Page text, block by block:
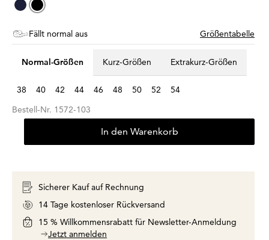
Fällt normal aus Größentabelle
Normal-Größen Kurz-Größen Extrakurz-Größen
38 40 42 44 46 48 50 52
54
Bestell-Nr. 1572-103
In den Warenkorb
Sicherer Kauf auf Rechnung
14 Tage kostenloser Rückversand
15 % Willkommensrabatt für Newsletter-Anmeldung
Jetzt anmelden